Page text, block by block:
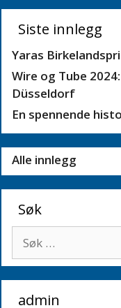
Siste innlegg
Yaras
Wire og Tube
Düsseldorf
En spennende
Alle innlegg
Søk
etter:
admin